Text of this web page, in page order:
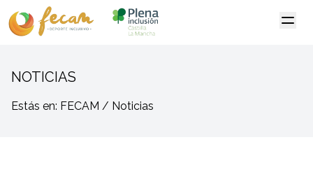
NOTICIAS
Estás en: FECAM / Noticias